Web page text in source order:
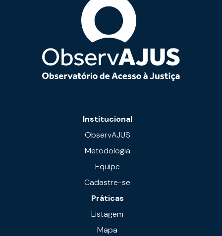
Institucional
ObservAJUS
Metodologia
Equipe
Cadastre-se
Práticas
Listagem
Mapa